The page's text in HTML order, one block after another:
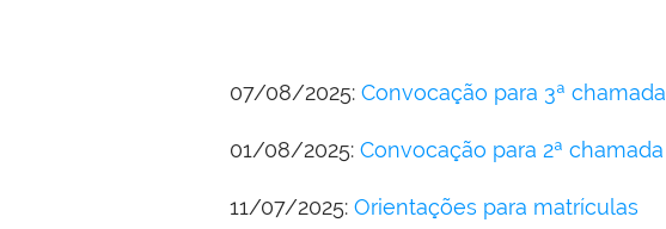
07/08/2025: Convocação para 3ª chamada
01/08/2025: Convocação para 2ª chamada
11/07/2025: Orientações para matrículas